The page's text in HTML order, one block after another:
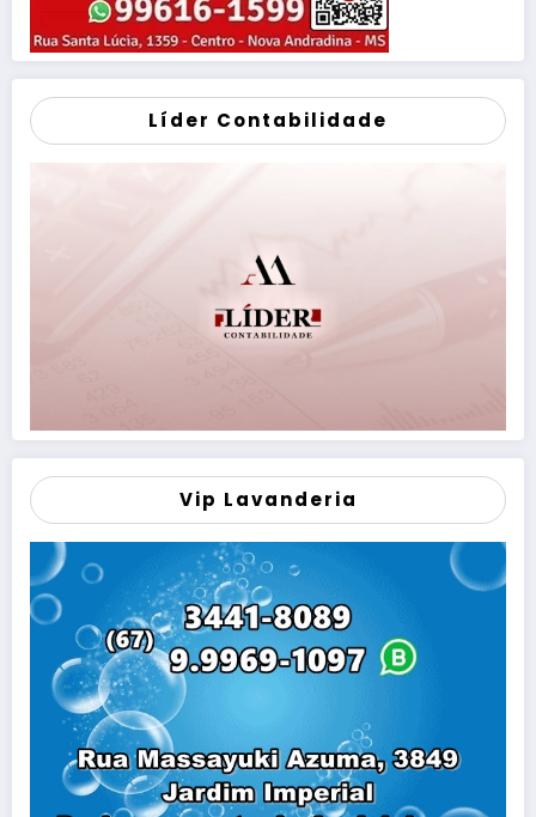
Líder Contabilidade
Vip Lavanderia